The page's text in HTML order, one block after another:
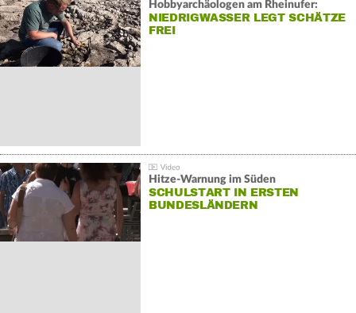
Hobbyarchäologen am Rheinufer:
NIEDRIGWASSER LEGT SCHÄTZE
FREI
Hitze-Warnung im Süden
SCHULSTART IN ERSTEN
BUNDESLÄNDERN